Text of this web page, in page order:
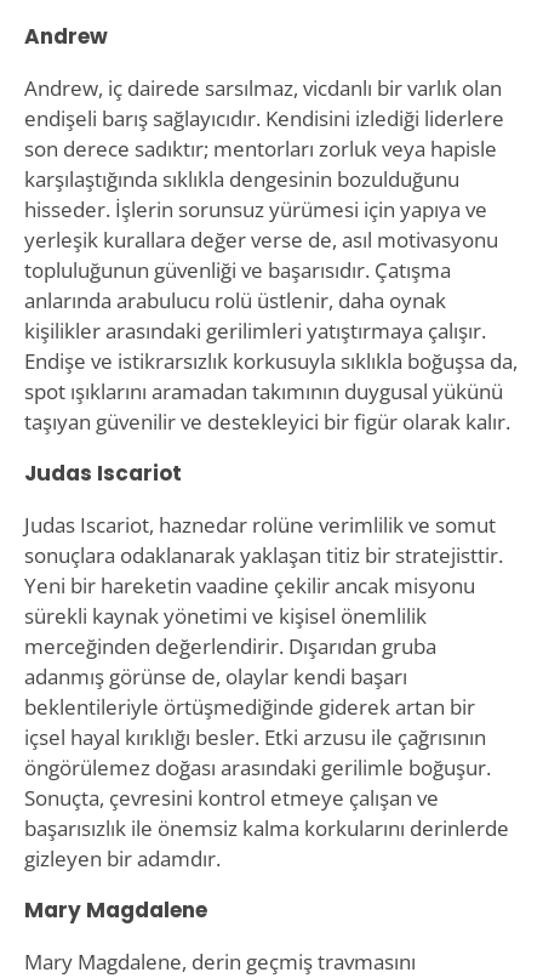
Andrew
Andrew, iç dairede sarsılmaz, vicdanlı bir varlık olan
endişeli barış sağlayıcıdır. Kendisini izlediği liderlere
son derece sadıktır; mentorları zorluk veya hapisle
karşılaştığında sıklıkla dengesinin bozulduğunu
hisseder. İşlerin sorunsuz yürümesi için yapıya ve
yerleşik kurallara değer verse de, asıl motivasyonu
topluluğunun güvenliği ve başarısıdır. Çatışma
anlarında arabulucu rolü üstlenir, daha oynak
kişilikler arasındaki gerilimleri yatıştırmaya çalışır.
Endişe ve istikrarsızlık korkusuyla sıklıkla boğuşsa da,
spot ışıklarını aramadan takımının duygusal yükünü
taşıyan güvenilir ve destekleyici bir figür olarak kalır.
Judas Iscariot
Judas Iscariot, haznedar rolüne verimlilik ve somut
sonuçlara odaklanarak yaklaşan titiz bir stratejisttir.
Yeni bir hareketin vaadine çekilir ancak misyonu
sürekli kaynak yönetimi ve kişisel önemlilik
merceğinden değerlendirir. Dışarıdan gruba
adanmış görünse de, olaylar kendi başarı
beklentileriyle örtüşmediğinde giderek artan bir
içsel hayal kırıklığı besler. Etki arzusu ile çağrısının
öngörülemez doğası arasındaki gerilimle boğuşur.
Sonuçta, çevresini kontrol etmeye çalışan ve
başarısızlık ile önemsiz kalma korkularını derinlerde
gizleyen bir adamdır.
Mary Magdalene
Mary Magdalene, derin geçmiş travmasını